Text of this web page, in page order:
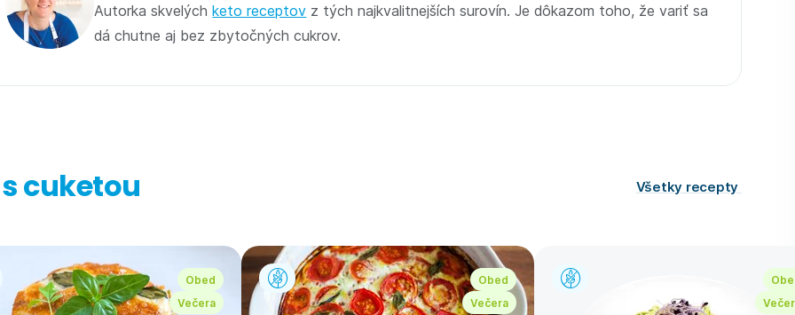
Autorka skvelýchketo receptov z tých najkvalitnejších surovín. Je dôkazom toho, že variť sa
dá chutne aj bez zbytočných cukrov.
cuketou Všetky recepty
Obed
Večera
Obed
Večera